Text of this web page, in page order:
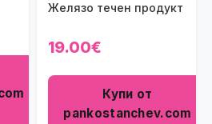
Желязо течен продукт
19.00€
Купи от
pankostanchev.com